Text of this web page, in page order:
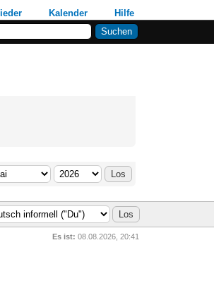
Kalender
Hilfe
Es ist: 08.08.2026, 20:41